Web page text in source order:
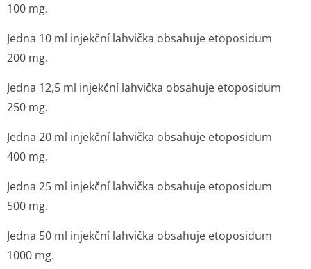
100 mg.
Jedna 10 ml injekční lahvička obsahuje etoposidum
200 mg.
Jedna 12,5 ml injekční lahvička obsahuje etoposidum
250 mg.
Jedna 20 ml injekční lahvička obsahuje etoposidum
400 mg.
Jedna 25 ml injekční lahvička obsahuje etoposidum
500 mg.
Jedna 50 ml injekční lahvička obsahuje etoposidum
1000 mg.